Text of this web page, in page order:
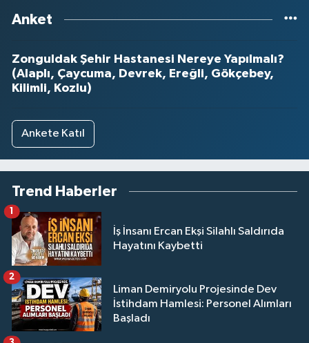
Anket
Zonguldak Şehir Hastanesi Nereye Yapılmalı?
(Alaplı, Çaycuma, Devrek, Ereğli, Gökçebey,
Kilimli, Kozlu)
Ankete Katıl
Trend Haberler
İş İnsanı Ercan Ekşi Silahlı Saldırıda
Hayatını Kaybetti
1
Liman Demiryolu Projesinde Dev
İstihdam Hamlesi: Personel Alımları
Başladı
2